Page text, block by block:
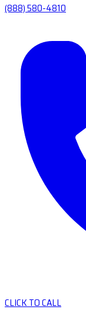
(888) 580-4810
CLICK TO CALL